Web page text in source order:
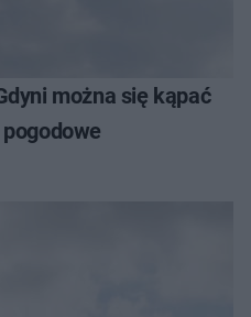
można się kąpać